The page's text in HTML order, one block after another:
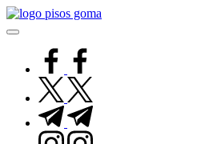
Saltar
al
facebook.com
twitter.com
t.me
instagram.com